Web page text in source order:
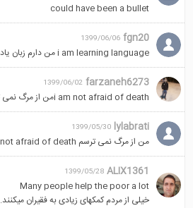
could have been a bullet
fgn20
1399/06/06
i am learning language من دارم زبان یاد میگیرم
farzaneh6273
1399/06/02
i am not afraid of deathمن از مرگ نمی ترسم
lylabrati
1399/05/30
من از مرگ نمی ترسم i am not afraid of death
ALIX1361
1399/05/28
Many people help the poor a lot
خیلی از مردم کمکهای زیادی به فقیران میکنند.